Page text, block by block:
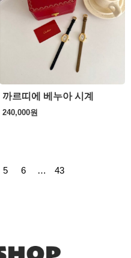
까르띠에 베누아 시계
240,000원
5 6 … 43